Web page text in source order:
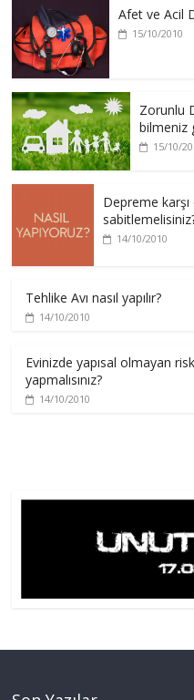
Afet ve Acil
15/10/2010
Zorunlu
bilmeniz
15/10/
Depreme karşı
14/10/2010
Tehlike Avı nasıl yapılır?
14/10/2010
Evinizde yapısal olmayan
yapmalısınız?
14/10/2010